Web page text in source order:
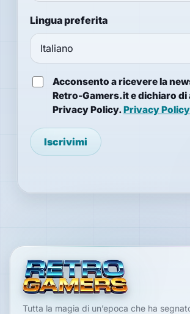
Lingua preferita
Acconsento a ricevere la
Retro-Gamers.it e dichiaro di
Privacy Policy.Privacy Policy
Iscrivimi
Tutta la magia di un’epoca che ha